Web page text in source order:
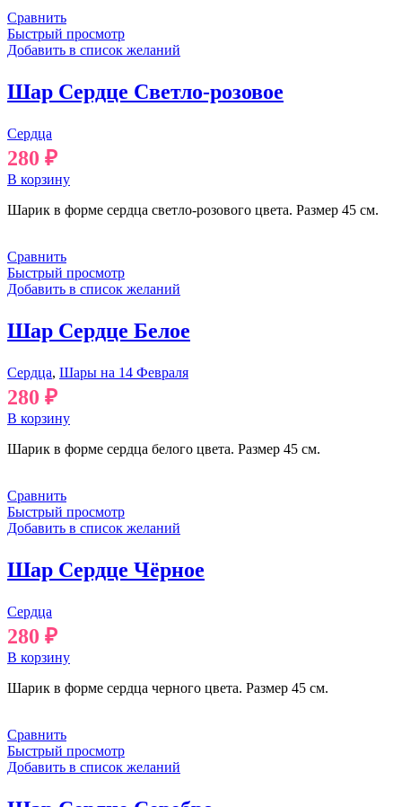
Сравнить
Быстрый просмотр
Добавить в список желаний
Шар Сердце Светло-розовое
Сердца
280 ₽
В корзину
Шарик в форме сердца светло-розового цвета. Размер 45 см.
Сравнить
Быстрый просмотр
Добавить в список желаний
Шар Сердце Белое
Сердца, Шары на 14 Февраля
280 ₽
В корзину
Шарик в форме сердца белого цвета. Размер 45 см.
Сравнить
Быстрый просмотр
Добавить в список желаний
Шар Сердце Чёрное
Сердца
280 ₽
В корзину
Шарик в форме сердца черного цвета. Размер 45 см.
Сравнить
Быстрый просмотр
Добавить в список желаний